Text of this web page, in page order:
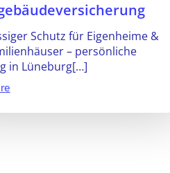
Schutz für Eigenheime &
– persönliche
in Lüneburg[…]